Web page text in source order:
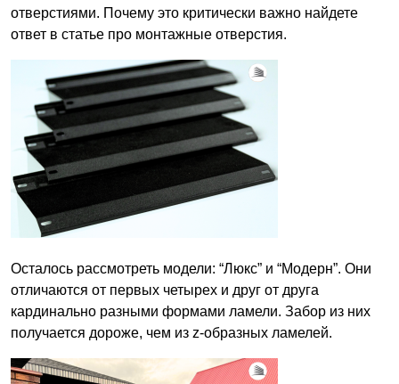
отверстиями. Почему это критически важно найдете
ответ в статье про монтажные отверстия.
Осталось рассмотреть модели: “Люкс” и “Модерн”. Они
отличаются от первых четырех и друг от друга
кардинально разными формами ламели. Забор из них
получается дороже, чем из z-образных ламелей.